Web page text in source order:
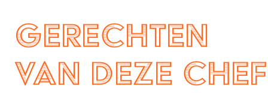
Gerechten
van deze chef